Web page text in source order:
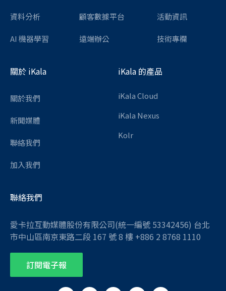
資料分析
AI 機器學習
顧客數據平台
遠端辦公
活動資訊
技術專欄
關於 iKala
關於我們
新聞媒體
聯絡我們
加入我們
iKala 的產品
iKala Cloud
iKala Nexus
Kolr
聯絡我們
愛卡拉互動媒體股份有限公司(統一編號 53342456) 台北
市中山區南京東路二段 167 號 8 樓 +886 2 8768 1110
訂閱電子報